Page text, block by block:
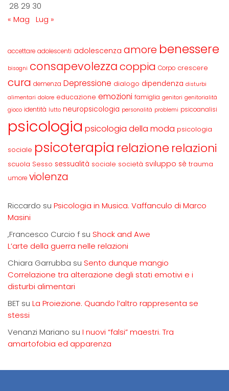
28 29 30
« Mag
Lug »
accettare adolescenti adolescenza amore benessere
bisogni consapevolezzacoppia Corpo crescere
cura demenza Depressione dialogo dipendenza disturbi
alimentari dolore educazione emozioni famiglia genitori genitorialità
gioco identità lutto neuropsicologia personalità problemi psicoanalisi
psicologia psicologia della moda psicologia
sociale psicoterapia relazione relazioni
scuola Sesso sessualità sociale società sviluppo sè trauma
umore violenza
Riccardo su Psicologia in Musica. Vaffanculo di Marco
Masini
,Francesco Curcio f su Shock and Awe
L’arte della guerra nelle relazioni
Chiara Garrubba su Sento dunque mangio
Correlazione tra alterazione degli stati emotivi e i
disturbi alimentari
BET su La Proiezione. Quando l’altro rappresenta se
stessi
Venanzi Mariano su I nuovi “falsi” maestri. Tra
amartofobia ed apparenza